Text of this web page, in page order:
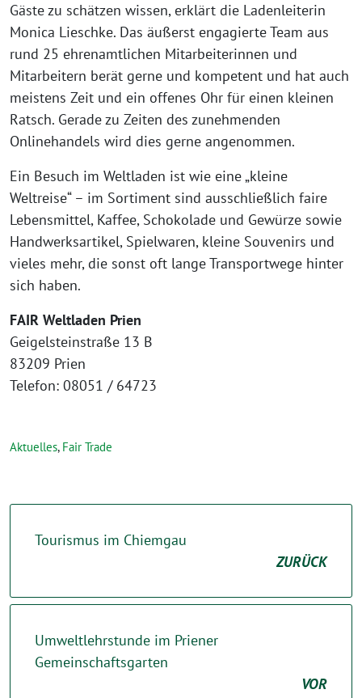
Gäste zu schätzen wissen, erklärt die Ladenleiterin
Monica Lieschke. Das äußerst engagierte Team aus
rund 25 ehrenamtlichen Mitarbeiterinnen und
Mitarbeitern berät gerne und kompetent und hat auch
meistens Zeit und ein offenes Ohr für einen kleinen
Ratsch. Gerade zu Zeiten des zunehmenden
Onlinehandels wird dies gerne angenommen.
Ein Besuch im Weltladen ist wie eine „kleine
Weltreise“ – im Sortiment sind ausschließlich faire
Lebensmittel, Kaffee, Schokolade und Gewürze sowie
Handwerksartikel, Spielwaren, kleine Souvenirs und
vieles mehr, die sonst oft lange Transportwege hinter
sich haben.
FAIR Weltladen Prien
Geigelstein­straße 13 B
83209 Prien
Telefon: 08051 / 64723
Aktuelles, Fair Trade
Tourismus im Chiemgau
ZURÜCK
Umweltlehrstunde im Priener
Gemeinschaftsgarten
VOR